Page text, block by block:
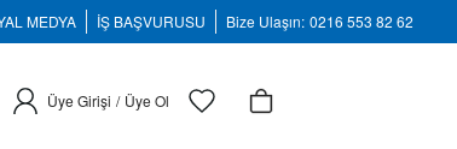
MEDYA İŞ BAŞVURUSU Bize Ulaşın: 0216 553 82 62
Üye Girişi / Üye Ol